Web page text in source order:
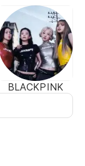
BLACKPINK